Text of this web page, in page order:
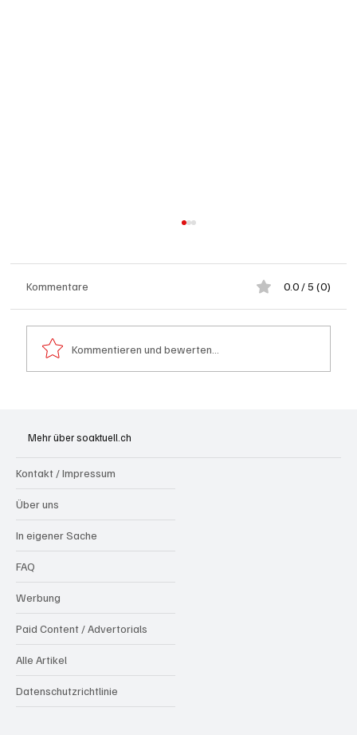
gesucht)
Kommentare 0.0 / 5 (0)
Kommentieren und bewerten...
Mehr über soaktuell.ch
Kontakt / Impressum
Über uns
In eigener Sache
FAQ
Werbung
Paid Content / Advertorials
Alle Artikel
Datenschutzrichtlinie